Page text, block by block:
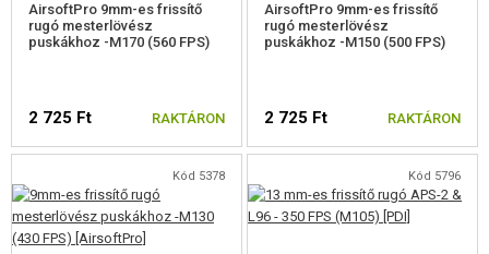
AirsoftPro 9mm-es frissítő
rugó mesterlövész
puskákhoz -M170 (560 FPS)
2 725 Ft RAKTÁRON
AirsoftPro 9mm-es frissítő
rugó mesterlövész
puskákhoz -M150 (500 FPS)
2 725 Ft RAKTÁRON
Kód 5378 Kód 5796